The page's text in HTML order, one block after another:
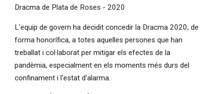
Dracma de Plata de Roses - 2020
L'equip de govern ha decidit concedir la Dracma 2020, de
forma honorífica, a totes aquelles persones que han
treballat i col·laborat per mitigar els efectes de la
pandèmia, especialment en els moments més durs del
confinament i l'estat d'alarma.